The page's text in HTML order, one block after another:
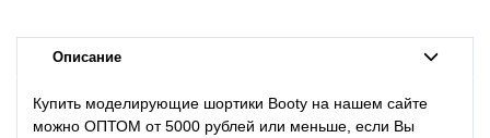
Описание
Купить моделирующие шортики Booty на нашем сайте
можно ОПТОМ от 5000 рублей или меньше, если Вы